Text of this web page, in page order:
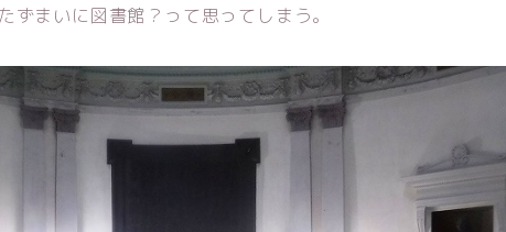
ずまいに図書館？って思ってしまう。